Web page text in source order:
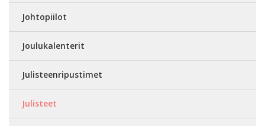
Johtopiilot
Joulukalenterit
Julisteenripustimet
Julisteet